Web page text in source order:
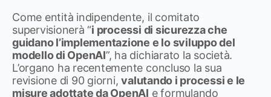
Come entità indipendente, il comitato
supervisionerà “i processi di sicurezza che
guidano l’implementazione e lo sviluppo del
modello di OpenAI”, ha dichiarato la società.
L’organo ha recentemente concluso la sua
revisione di 90 giorni,valutando i processi e le
misure adottate da OpenAI e formulando